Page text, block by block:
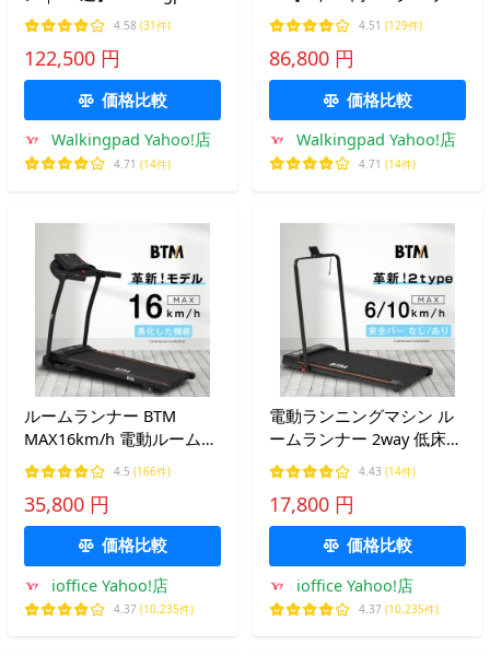
X21 ルームランナー 折り
畳み ウォーキングマシン
ランニングマシン ダイエ
ット 静音 健康 有酸素運動
室内 運動
4.58 (31件)
122,500 円
価格比較
Walkingpad Yahoo!店
4.71 (14件)
｜8/7迄】ルームランナー
折り畳み WalkingPad S1
静音 ウォーキングマシン
有酸素運動 ダイエット 運
4.51 (129件)
86,800 円
価格比較
Walkingpad Yahoo!店
4.71 (14件)
ルームランナー BTM
MAX16km/h 電動ルームラ
ンナー ランニングマシン
ウォーキングマシン家庭用
折りたたみ 1年保証
4.5 (166件)
35,800 円
価格比較
ioffice Yahoo!店
4.37 (10,235件)
電動ランニングマシン ル
ームランナー 2way 低床設
計 MAX10km/h BTM リモ
コン操作 薄型 ダイエット
器具 傾斜角度調整 静音 折
りたたみ 家庭用
4.43 (14件)
17,800 円
価格比較
ioffice Yahoo!店
4.37 (10,235件)